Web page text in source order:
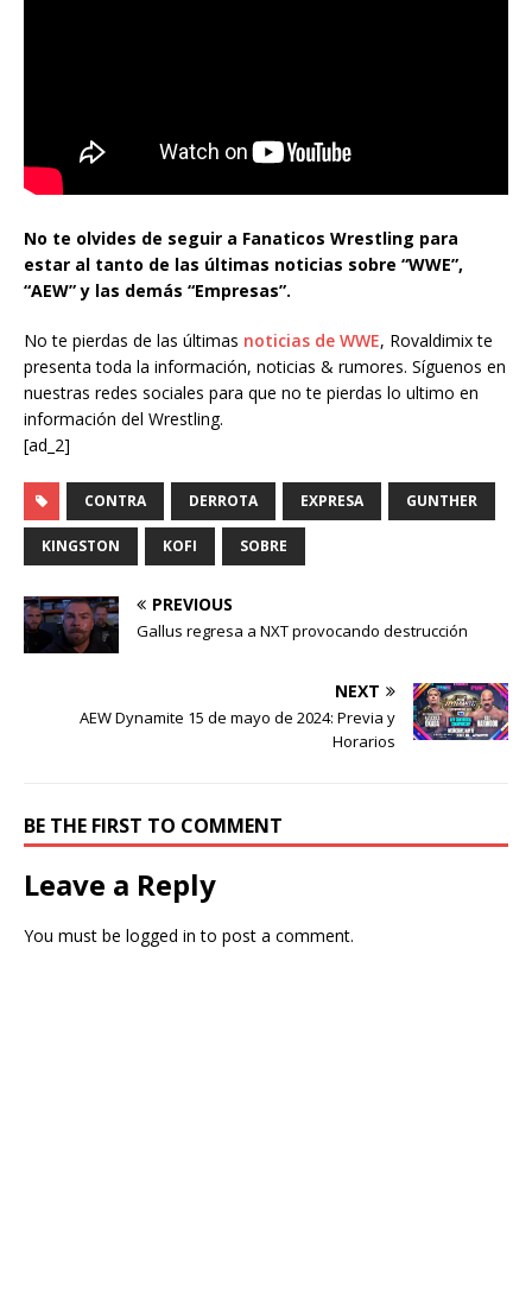
No te olvides de seguir a Fanaticos Wrestling para
estar al tanto de las últimas noticias sobre “WWE”,
“AEW” y las demás “Empresas”.
No te pierdas de las últimas noticias de WWE, Rovaldimix te
presenta toda la información, noticias & rumores. Síguenos en
nuestras redes sociales para que no te pierdas lo ultimo en
información del Wrestling.
[ad_2]
CONTRA DERROTA EXPRESA GUNTHER
KINGSTON KOFI SOBRE
PREVIOUS
Gallus regresa a NXT provocando destrucción
NEXT
AEW Dynamite 15 de mayo de 2024: Previa y
Horarios
BE THE FIRST TO COMMENT
Leave a Reply
You must be logged in to post a comment.